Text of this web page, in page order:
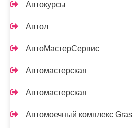
Автокурсы
Автол
АвтоМастерСервис
Автомастерская
Автомастерская
Автомоечный комплекс